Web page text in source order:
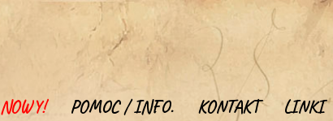
NOWY! POMOC / INFO. KONTAKT LINKI